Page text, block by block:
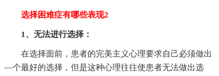
选择困难症有哪些表现2
1、无法进行选择：
在选择面前，患者的完美主义心理要求自己必须做出
—个最好的选择，但是这种心理往往使患者无法做出选